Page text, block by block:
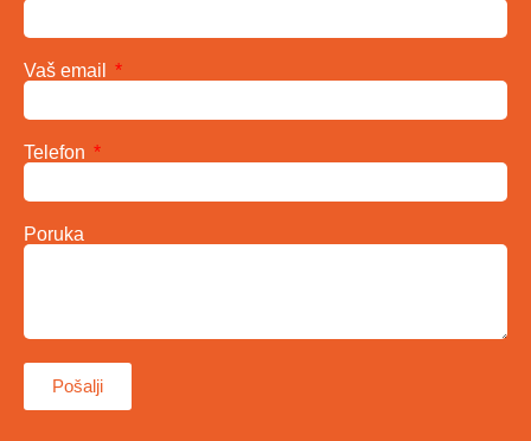
Vaš email
Telefon
Poruka
Pošalji